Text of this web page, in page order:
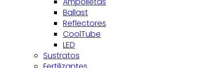
Ballast
Reflectores
CoolTube
LED
Sustratos